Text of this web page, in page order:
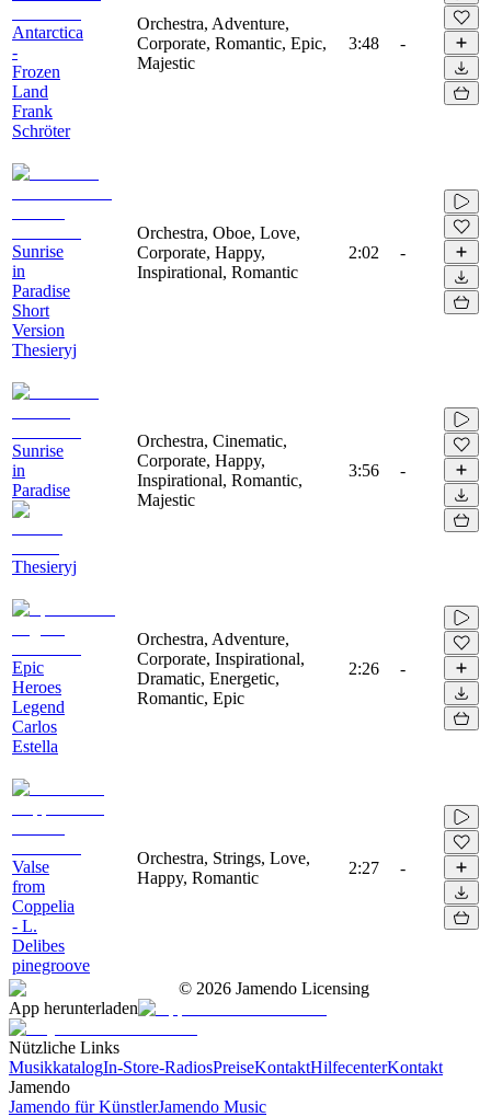
Antarctica
-
Frozen
Land
Frank
Schröter
Orchestra, Adventure,
Corporate, Romantic, Epic,
Majestic
3:48 -
Sunrise
in
Paradise
Short
Version
Thesieryj
Orchestra, Oboe, Love,
Corporate, Happy,
Inspirational, Romantic
2:02 -
Sunrise
in
Paradise
Thesieryj
Orchestra, Cinematic,
Corporate, Happy,
Inspirational, Romantic,
Majestic
3:56 -
Epic
Heroes
Legend
Carlos
Estella
Orchestra, Adventure,
Corporate, Inspirational,
Dramatic, Energetic,
Romantic, Epic
2:26 -
Valse
from
Coppelia
- L.
Delibes
pinegroove
Orchestra, Strings, Love,
Happy, Romantic
2:27 -
© 2026 Jamendo Licensing
App herunterladen
Nützliche Links
MusikkatalogIn-Store-RadiosPreiseKontaktHilfecenterKontakt
Jamendo
Jamendo für KünstlerJamendo Music